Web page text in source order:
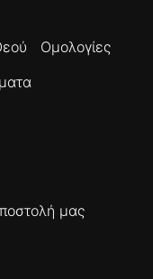
Ομολογίες
μας